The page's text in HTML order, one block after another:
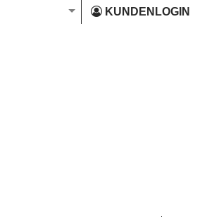
KUNDENLOGIN